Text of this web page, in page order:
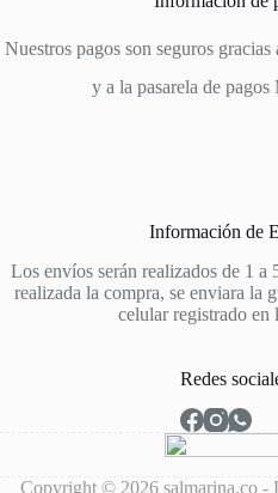
Nuestros pagos son seguros
y a la pasarela de pagos
Información de
Los envíos serán realizados de 1 a
realizada la compra, se enviara la
celular registrado en
Redes
Copyright © 2026 salmarina.co -